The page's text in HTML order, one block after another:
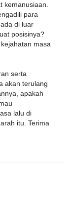
kemanusiaan.
para
di luar
posisinya?
masa
serta
akan terulang
apakah
lalu di
itu. Terima